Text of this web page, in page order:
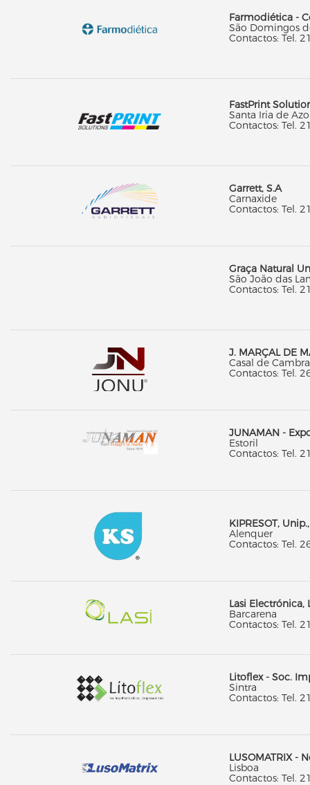
Farmodiética -
São Domingos
Contactos: Tel.
FastPrint
Santa Iria de
Contactos: Tel.
Garrett, S.A
Carnaxide
Contactos: Tel.
Graça Natural
São João das
Contactos: Tel.
J. MARÇAL DE
Casal de Cambra
Contactos: Tel.
JUNAMAN -
Estoril
Contactos: Tel.
KIPRESOT,
Alenquer
Contactos: Tel.
Lasi Electrónica,
Barcarena
Contactos: Tel.
Litoflex - Soc.
Sintra
Contactos: Tel.
LUSOMATRIX -
Lisboa
Contactos: Tel.